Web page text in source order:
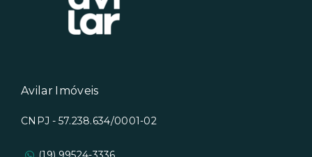
Avilar Imóveis
CNPJ - 57.238.634/0001-02